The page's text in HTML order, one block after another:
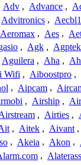
Adv , Advance ,
Advitronics , Aecbl1
Aeromax , Aes ,
, Agk , Agptek
Aguilera , Aha ,
Wifi , Aiboostpro ,
, Aipcam ,
, Airship ,
, Airties ,
, Aitek , Aivant ,
, Akeia , Akon ,
,